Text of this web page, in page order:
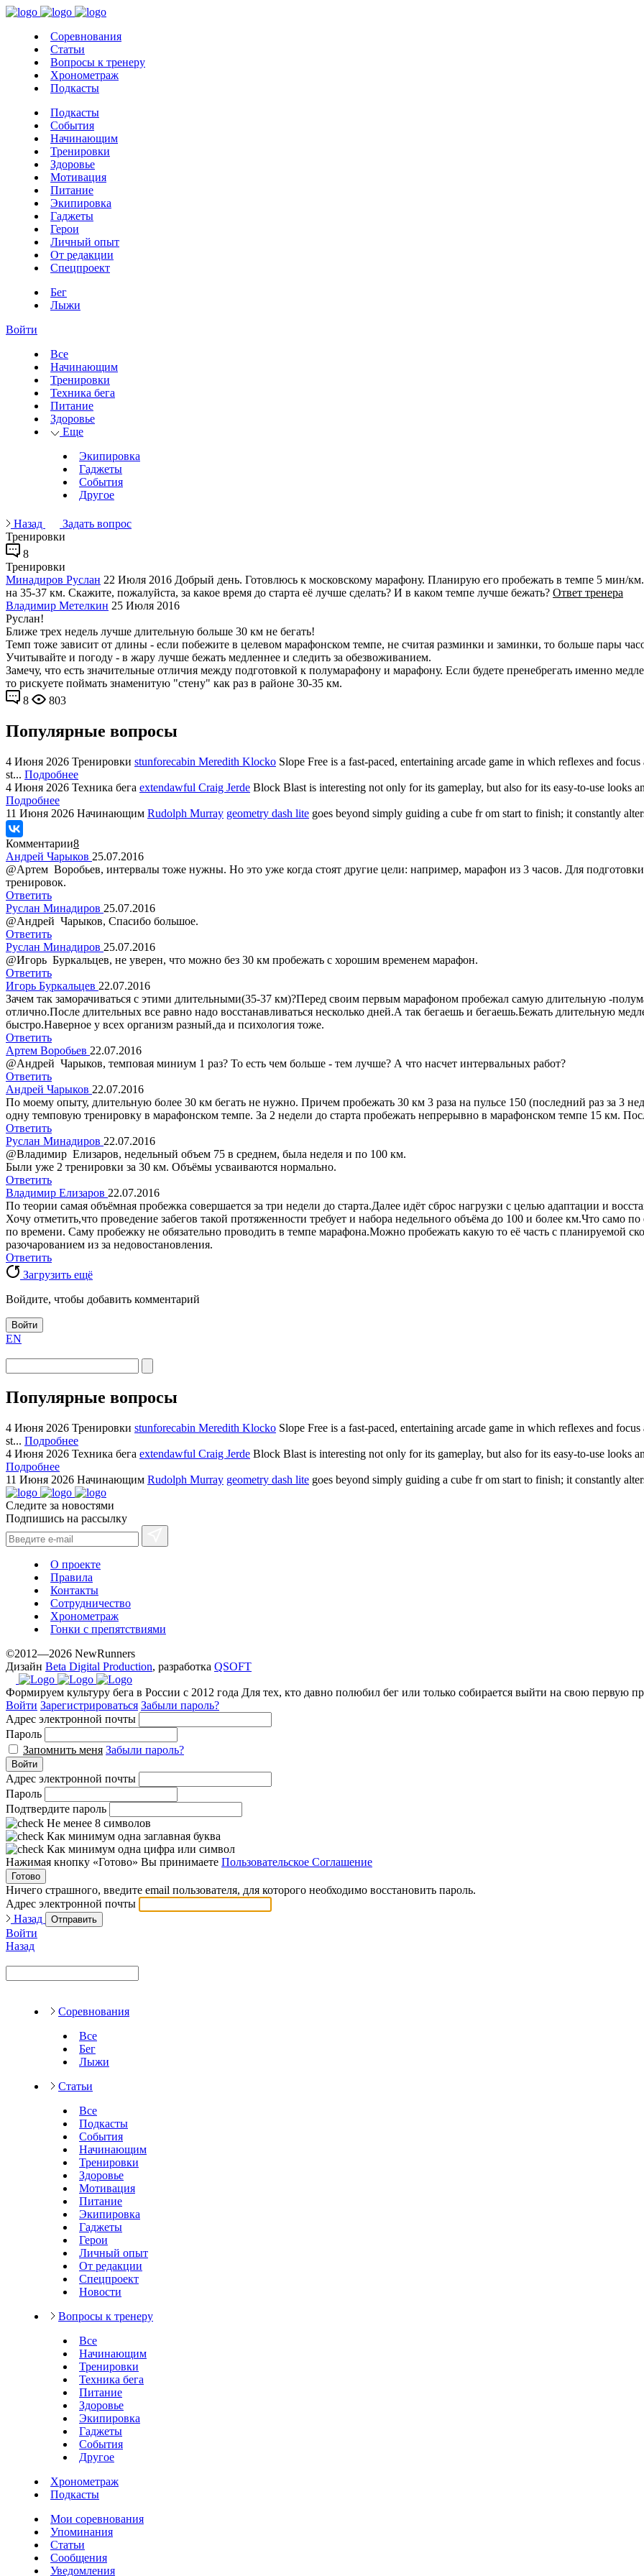
Соревнования
Статьи
Вопросы к тренеру
Хронометраж
Подкасты
Подкасты
События
Начинающим
Тренировки
Здоровье
Мотивация
Питание
Экипировка
Гаджеты
Герои
Личный опыт
От редакции
Спецпроект
Бег
Лыжи
Войти
Все
Начинающим
Тренировки
Техника бега
Питание
Здоровье
Еще
Экипировка
Гаджеты
События
Другое
Назад
Задать вопрос
Тренировки
8
Тренировки
Минадиров Руслан 22 Июля 2016 Добрый день. Готовлюсь к московскому марафону. Планирую его пробежать в темпе 5 мин/
на 35-37 км. Скажите, пожалуйста, за какое время до старта её лучше сделать? И в каком темпе лучше бежать? Ответ тренера
Владимир Метелкин 25 Июля 2016
Руслан!
Ближе трех недель лучше длительную больше 30 км не бегать!
Темп тоже зависит от длины - если побежите в целевом марафонском темпе, не считая разминки и заминки, то больше пары
Учитывайте и погоду - в жару лучше бежать медленнее и следить за обезвоживанием.
Замечу, что есть значительные отличия между подготовкой к полумарафону и марафону. Если будете пренебрегать именно
то рискуете поймать знаменитую "стену" как раз в районе 30-35 км.
8
803
Популярные вопросы
4 Июня 2026 Тренировки stunforecabin Meredith Klocko Slope Free is a fast-paced, entertaining arcade game in which reflexes and
st... Подробнее
4 Июня 2026 Техника бега extendawful Craig Jerde Block Blast is interesting not only for its gameplay, but also for its easy-to-use looks
Подробнее
11 Июня 2026 Начинающим Rudolph Murray geometry dash lite goes beyond simply guiding a cube fr om start to finish; it constantly
Комментарии8
Андрей Чарыков 25.07.2016
@Артем Воробьев, интервалы тоже нужны. Но это уже когда стоят другие цели: например, марафон из 3 часов. Для
тренировок.
Ответить
Руслан Минадиров 25.07.2016
@Андрей Чарыков, Спасибо большое.
Ответить
Руслан Минадиров 25.07.2016
@Игорь Буркальцев, не уверен, что можно без 30 км пробежать с хорошим временем марафон.
Ответить
Игорь Буркальцев 22.07.2016
Зачем так заморачиваться с этими длительными(35-37 км)?Перед своим первым марафоном пробежал самую длительную -
отлично.После длительных все равно надо восстанавливаться несколько дней.А так бегаешь и бегаешь.Бежать длительную
быстро.Наверное у всех организм разный,да и психология тоже.
Ответить
Артем Воробьев 22.07.2016
@Андрей Чарыков, темповая миниум 1 раз? То есть чем больше - тем лучше? А что насчет интервальных работ?
Ответить
Андрей Чарыков 22.07.2016
По моему опыту, длительную более 30 км бегать не нужно. Причем пробежать 30 км 3 раза на пульсе 150 (последний раз за 3
одну темповую тренировку в марафонском темпе. За 2 недели до старта пробежать непрерывно в марафонском темпе 15 км.
Ответить
Руслан Минадиров 22.07.2016
@Владимир Елизаров, недельный объем 75 в среднем, была неделя и по 100 км.
Были уже 2 тренировки за 30 км. Объёмы усваиваются нормально.
Ответить
Владимир Елизаров 22.07.2016
По теории самая объёмная пробежка совершается за три недели до старта.Далее идёт сброс нагрузки с целью адаптации и
Хочу отметить,что проведение забегов такой протяженности требует и набора недельного объёма до 100 и более км.Что само
по времени. Саму пробежку не обязательно проводить в темпе марафона.Можно пробежать какую то её часть с планируемой
разочарованием из за недовостановления.
Ответить
Загрузить ещё
Войдите, чтобы добавить комментарий
Войти
EN
Популярные вопросы
4 Июня 2026 Тренировки stunforecabin Meredith Klocko Slope Free is a fast-paced, entertaining arcade game in which reflexes and
st... Подробнее
4 Июня 2026 Техника бега extendawful Craig Jerde Block Blast is interesting not only for its gameplay, but also for its easy-to-use looks
Подробнее
11 Июня 2026 Начинающим Rudolph Murray geometry dash lite goes beyond simply guiding a cube fr om start to finish; it constantly
Следите за новостями
Подпишись на рассылку
О проекте
Правила
Контакты
Сотрудничество
Хронометраж
Гонки с препятствиями
©2012—2026 NewRunners
Дизайн Beta Digital Production, разработка QSOFT
Формируем культуру бега в России с 2012 года Для тех, кто давно полюбил бег или только собирается выйти на свою первую
Войти Зарегистрироваться Забыли пароль?
Адрес электронной почты
Пароль
Запомнить меня Забыли пароль?
Войти
Адрес электронной почты
Пароль
Подтвердите пароль
Не менее 8 символов
Как минимум одна заглавная буква
Как минимум одна цифра или символ
Нажимая кнопку «Готово» Вы принимаете Пользовательское Соглашение
Готово
Ничего страшного, введите email пользователя, для которого необходимо восстановить пароль.
Адрес электронной почты
Назад
Отправить
Войти
Назад
Соревнования
Все
Бег
Лыжи
Статьи
Все
Подкасты
События
Начинающим
Тренировки
Здоровье
Мотивация
Питание
Экипировка
Гаджеты
Герои
Личный опыт
От редакции
Спецпроект
Новости
Вопросы к тренеру
Все
Начинающим
Тренировки
Техника бега
Питание
Здоровье
Экипировка
Гаджеты
События
Другое
Хронометраж
Подкасты
Мои соревнования
Упоминания
Статьи
Сообщения
Уведомления